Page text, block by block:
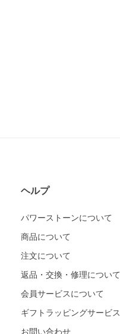
ヘルプ
パワーストーンについて
商品について
注文について
返品・交換・修理について
会員サービスについて
ギフトラッピングサービス
お問い合わせ